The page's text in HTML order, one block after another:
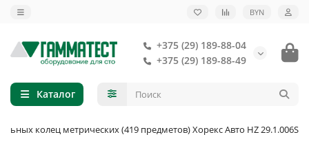
BYN
+375 (29) 189-88-04
+375 (29) 189-88-49
Каталог
колец метрических (419 предметов) Хорекс Авто HZ 29.1.006S